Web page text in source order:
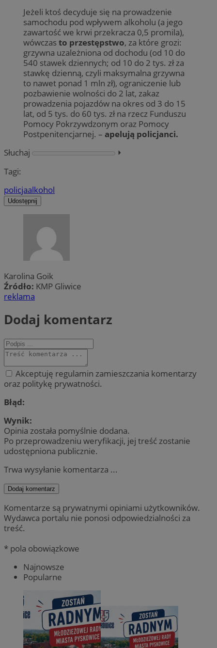
Jeżeli ktoś decyduje się na prowadzenie
samochodu pod wpływem alkoholu (a jego
zawartość we krwi przekracza 0,5 promila),
wówczasto przestępstwo, za które grozi:
grzywna uzależniona od dochodu (od 10 do
540 stawek dziennych; od 10 do 2 tys. zł za
stawkę dzienną, czyli maksymalna grzywna
to nawet ponad 1 mln zł), ograniczenie lub
pozbawienie wolności do 2 lat, zakaz
prowadzenia pojazdów na okres od 3 do 15
lat, od 5 tys. do 60 tys. zł na rzecz Funduszu
Pomocy Pokrzywdzonym oraz Pomocy
Postpenitencjarnej. – apelują policjanci.
Słuchaj
⏵︎
Tagi:
policjaalkohol
Udostępnij
Karolina Goik
Źródło: KMP Gliwice
reklama
Dodaj komentarz
Akceptuję regulamin zamieszczania komentarzy
oraz politykę prywatności.
Błąd:
Wynik:
Opinia została pomyślnie dodana.
Po przeprowadzeniu weryfikacji, jej treść zostanie
udostępniona publicznie.
Trwa wysyłanie komentarza ...
Dodaj komentarz
Komentarze są prywatnymi opiniami użytkowników.
Wydawca portalu nie ponosi odpowiedzialności za
treść.
* pola obowiązkowe
Najnowsze
Popularne